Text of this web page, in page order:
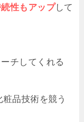
性もアップして
チしてくれる
粧品技術を競う